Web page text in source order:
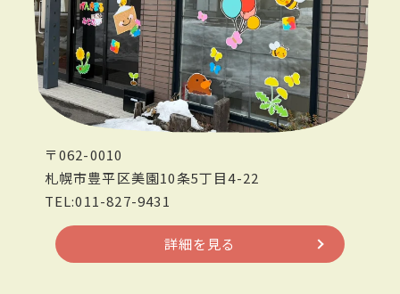
〒062-0010
札幌市豊平区美園10条5丁目4-22
TEL:011-827-9431
詳細を見る